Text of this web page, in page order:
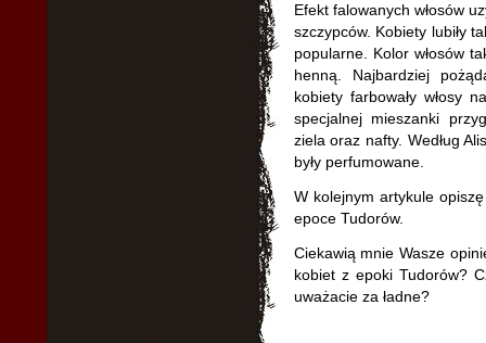
Efekt falowanych włosów
szczypców. Kobiety lubiły
popularne. Kolor włosów
henną. Najbardziej
kobiety farbowały włosy
specjalnej mieszanki
ziela oraz nafty. Według
były perfumowane.
W kolejnym artykule
epoce Tudorów.
Ciekawią mnie Wasze
kobiet z epoki Tudorów?
uważacie za ładne?